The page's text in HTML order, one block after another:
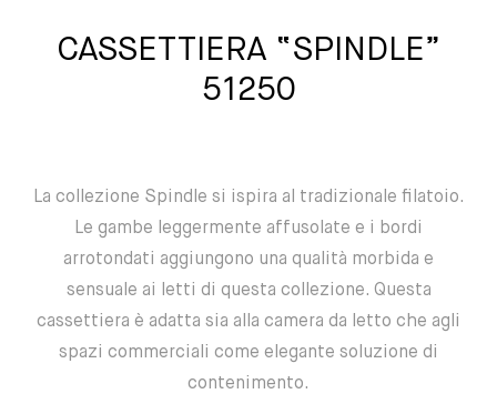
CASSETTIERA “SPINDLE”
51250
La collezione Spindle si ispira al tradizionale filatoio.
Le gambe leggermente affusolate e i bordi
arrotondati aggiungono una qualità morbida e
sensuale ai letti di questa collezione. Questa
cassettiera è adatta sia alla camera da letto che agli
spazi commerciali come elegante soluzione di
contenimento.